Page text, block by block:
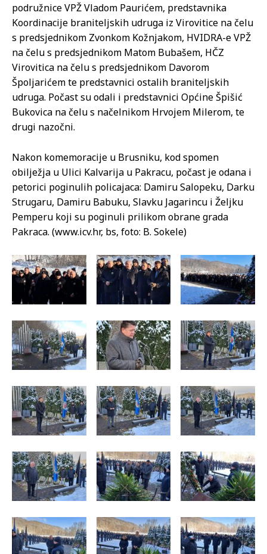
podružnice VPŽ Vladom Paurićem, predstavnika
Koordinacije braniteljskih udruga iz Virovitice na čelu
s predsjednikom Zvonkom Kožnjakom, HVIDRA-e VPŽ
na čelu s predsjednikom Matom Bubašem, HČZ
Virovitica na čelu s predsjednikom Davorom
Špoljarićem te predstavnici ostalih braniteljskih
udruga. Počast su odali i predstavnici Općine Špišić
Bukovica na čelu s načelnikom Hrvojem Milerom, te
drugi nazočni.
Nakon komemoracije u Brusniku, kod spomen
obilježja u Ulici Kalvarija u Pakracu, počast je odana i
petorici poginulih policajaca: Damiru Salopeku, Darku
Strugaru, Damiru Babuku, Slavku Jagarincu i Željku
Pemperu koji su poginuli prilikom obrane grada
Pakraca. (www.icv.hr, bs, foto: B. Sokele)